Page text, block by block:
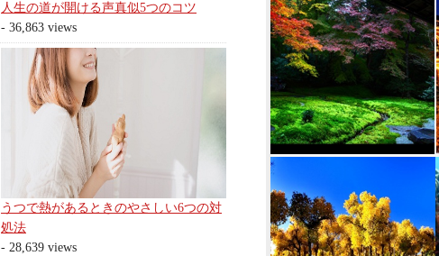
人生の道が開ける声真似5つのコツ
- 36,863 views
うつで熱があるときのやさしい6つの対
処法
- 28,639 views